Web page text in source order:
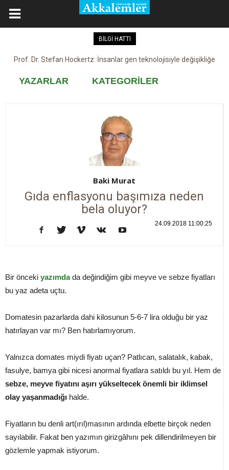
BİLGİ HATTI
Prof. Dr. Stefan Hockertz: İnsanlar gen teknolojisiyle değişikliğe
Kovid-19 aşısı, devşirme ve kobay!
YAZARLAR KATEGORİLER
Baki Murat
Gıda enflasyonu başımıza neden
bela oluyor?
24.09.2018 11:00:25
Bir önceki yazımdada değindiğim gibi meyve ve sebze fiyatları
bu yaz adeta uçtu.
Domatesin pazarlarda dahi kilosunun 5-6-7 lira olduğu bir yaz
hatırlayan var mı? Ben hatırlamıyorum.
Yalnızca domates miydi fiyatı uçan? Patlıcan, salatalık, kabak,
fasulye, bamya gibi nicesi anormal fiyatlara satıldı bu yıl. Hem de
sebze, meyve fiyatını aşırı yükseltecek önemli bir iklimsel
olay yaşanmadığı halde.
Fiyatların bu denli art(ırıl)masının ardında elbette birçok neden
sayılabilir. Fakat ben yazımın girizgâhını pek dillendirilmeyen bir
gözlemle yapmak istiyorum.